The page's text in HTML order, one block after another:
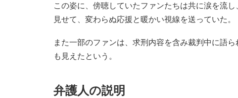
この姿に、傍聴していたファンたちは共に涙を流
見せて、変わらぬ応援と暖かい視線を送っていた。
また一部のファンは、求刑内容を含み裁判中に語
も見えたという。
弁護人の説明